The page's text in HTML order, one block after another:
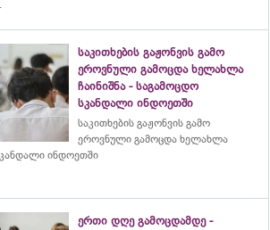
საკითხების გაჟონვის გამო
ეროვნული გამოცდა ხელახლა
ჩაინიშნა - საგამოცდო
სკანდალი ინდოეთში
საკითხების გაჟონვის გამო
ეროვნული გამოცდა ხელახლა
ინდოეთში
ერთი დღე გამოცდამდე -